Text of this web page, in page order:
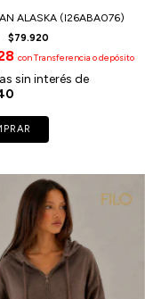
ALASKA (I26ABA076)
$79.920
conTransferencia o depósito
sin interés de